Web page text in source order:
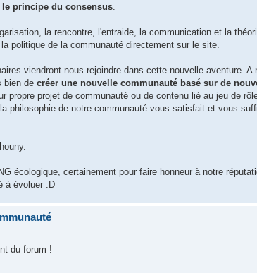
principe du consensus.
la rencontre, l'entraide, la communication et la
politique de la communauté directement sur le site.
viendront nous rejoindre dans cette nouvelle aventure. A
bien de créer une nouvelle communauté basé sur de
propre projet de communauté ou de contenu lié au jeu de
philosophie de notre communauté vous satisfait et vous
écologique, certainement pour faire honneur à notre
à évoluer :D
du forum !